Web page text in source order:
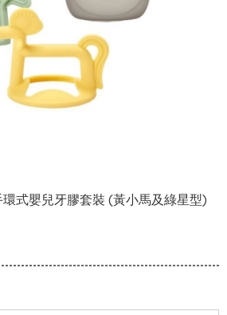
式嬰兒牙膠套裝 (黃小馬及綠星型)